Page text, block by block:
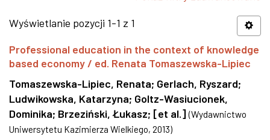
Wyświetlanie pozycji 1-1 z 1
Professional education in the context of knowledge
based economy / ed. Renata Tomaszewska-Lipiec
Tomaszewska-Lipiec, Renata; Gerlach, Ryszard;
Ludwikowska, Katarzyna; Goltz-Wasiucionek,
Dominika; Brzeziński, Łukasz; [et al.] (Wydawnictwo
Uniwersytetu Kazimierza Wielkiego, 2013)